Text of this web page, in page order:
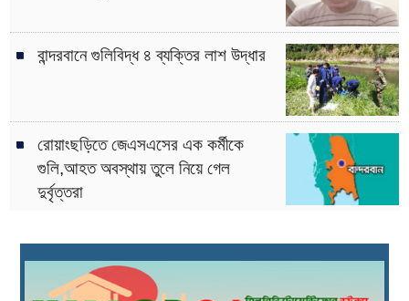
বান্দরবানে গুলিবিদ্ধ ৪ ব্যক্তির লাশ উদ্ধার
রোয়াংছড়িতে জেএসএসের এক কর্মীকে
গুলি,আহত অবস্থায় তুলে নিয়ে গেল
দুর্বৃত্তরা